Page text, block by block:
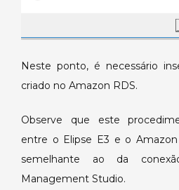
Neste ponto, é necessário
criado no Amazon RDS.
Observe que este
entre o Elipse E3 e o
semelhante ao da
Management Studio.